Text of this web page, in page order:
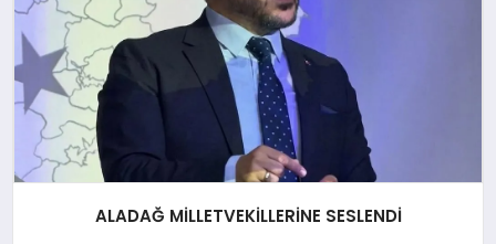
ALADAĞ MİLLETVEKİLLERİNE SESLENDİ